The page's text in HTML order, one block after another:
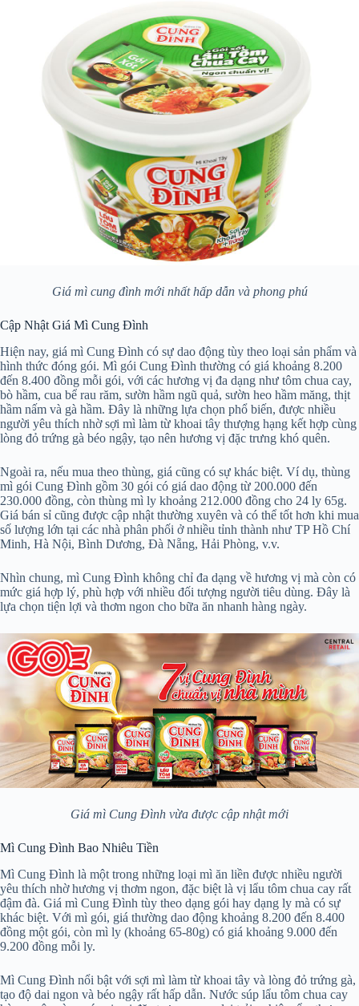
Giá mì cung đình mới nhất hấp dẫn và phong phú
Cập Nhật Giá Mì Cung Đình
Hiện nay, giá mì Cung Đình có sự dao động tùy theo loại sản phẩm và
hình thức đóng gói. Mì gói Cung Đình thường có giá khoảng 8.200
đến 8.400 đồng mỗi gói, với các hương vị đa dạng như tôm chua cay,
bò hầm, cua bể rau răm, sườn hầm ngũ quả, sườn heo hầm măng, thịt
hầm nấm và gà hầm. Đây là những lựa chọn phổ biến, được nhiều
người yêu thích nhờ sợi mì làm từ khoai tây thượng hạng kết hợp cùng
lòng đỏ trứng gà béo ngậy, tạo nên hương vị đặc trưng khó quên.
Ngoài ra, nếu mua theo thùng, giá cũng có sự khác biệt. Ví dụ, thùng
mì gói Cung Đình gồm 30 gói có giá dao động từ 200.000 đến
230.000 đồng, còn thùng mì ly khoảng 212.000 đồng cho 24 ly 65g.
Giá bán sỉ cũng được cập nhật thường xuyên và có thể tốt hơn khi mua
số lượng lớn tại các nhà phân phối ở nhiều tỉnh thành như TP Hồ Chí
Minh, Hà Nội, Bình Dương, Đà Nẵng, Hải Phòng, v.v.
Nhìn chung, mì Cung Đình không chỉ đa dạng về hương vị mà còn có
mức giá hợp lý, phù hợp với nhiều đối tượng người tiêu dùng. Đây là
lựa chọn tiện lợi và thơm ngon cho bữa ăn nhanh hàng ngày.
Giá mì Cung Đình vừa được cập nhật mới
Mì Cung Đình Bao Nhiêu Tiền
Mì Cung Đình là một trong những loại mì ăn liền được nhiều người
yêu thích nhờ hương vị thơm ngon, đặc biệt là vị lẩu tôm chua cay rất
đậm đà. Giá mì Cung Đình tùy theo dạng gói hay dạng ly mà có sự
khác biệt. Với mì gói, giá thường dao động khoảng 8.200 đến 8.400
đồng một gói, còn mì ly (khoảng 65-80g) có giá khoảng 9.000 đến
9.200 đồng mỗi ly.
Mì Cung Đình nổi bật với sợi mì làm từ khoai tây và lòng đỏ trứng gà,
tạo độ dai ngon và béo ngậy rất hấp dẫn. Nước súp lẩu tôm chua cay